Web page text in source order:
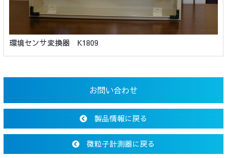
環境センサ変換器 K1809
お問い合わせ
製品情報に戻る
微粒子計測器に戻る